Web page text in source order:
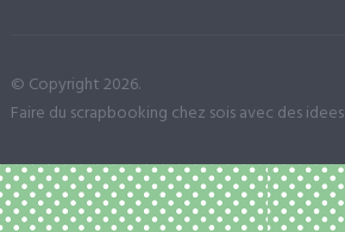
© Copyright 2026.
Faire du scrapbooking chez sois avec des idees